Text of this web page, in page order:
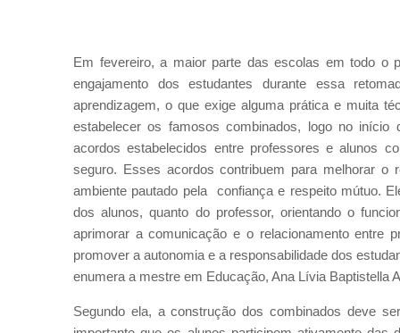
Em fevereiro, a maior parte das escolas em todo
engajamento dos estudantes durante essa
aprendizagem, o que exige alguma prática e muita
estabelecer os famosos combinados, logo no
acordos estabelecidos entre professores e alunos
seguro. Esses acordos contribuem para melhorar o
ambiente pautado pela confiança e respeito mútuo.
dos alunos, quanto do professor, orientando o
aprimorar a comunicação e o relacionamento entre
promover a autonomia e a responsabilidade dos
enumera a mestre em Educação, Ana Lívia Baptistella
Segundo ela, a construção dos combinados deve